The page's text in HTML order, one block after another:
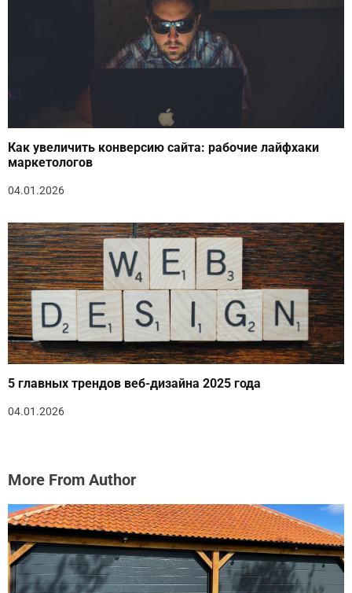
Как увеличить конверсию сайта: рабочие лайфхаки
маркетологов
04.01.2026
5 главных трендов веб-дизайна 2025 года
04.01.2026
More From Author